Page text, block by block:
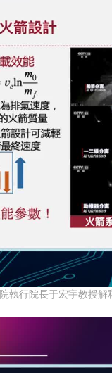
執行院長于宏宇教授